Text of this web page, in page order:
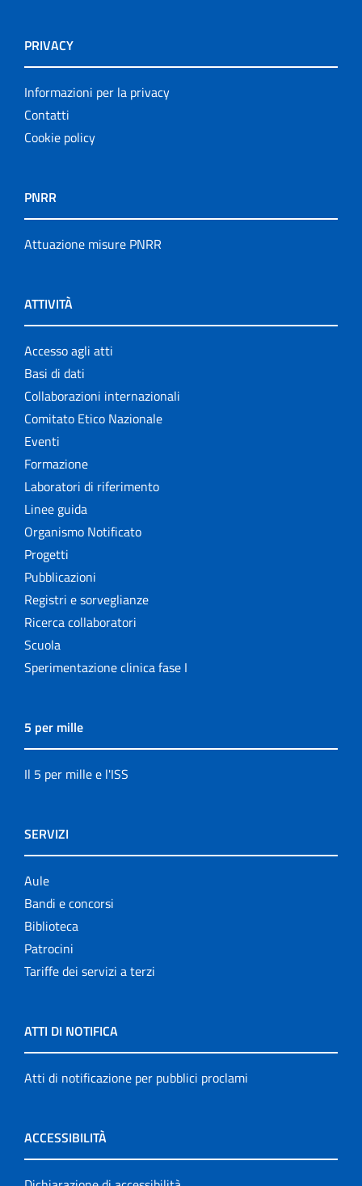
PRIVACY
Informazioni per la privacy
Contatti
Cookie policy
PNRR
Attuazione misure PNRR
ATTIVITÀ
Accesso agli atti
Basi di dati
Collaborazioni internazionali
Comitato Etico Nazionale
Eventi
Formazione
Laboratori di riferimento
Linee guida
Organismo Notificato
Progetti
Pubblicazioni
Registri e sorveglianze
Ricerca collaboratori
Scuola
Sperimentazione clinica fase I
5 per mille
Il 5 per mille e l'ISS
SERVIZI
Aule
Bandi e concorsi
Biblioteca
Patrocini
Tariffe dei servizi a terzi
ATTI DI NOTIFICA
Atti di notificazione per pubblici proclami
ACCESSIBILITÀ